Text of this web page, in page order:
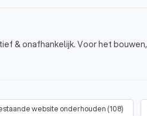
& onafhankelijk. Voor het
website onderhouden (108)